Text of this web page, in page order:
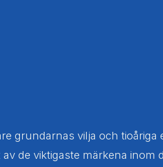
grundarnas vilja och
de viktigaste märkena inom